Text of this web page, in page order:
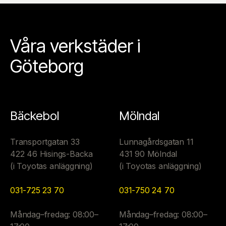
Våra verkstäder i
Göteborg
Bäckebol
Transportgatan 33
422 46 Hisings-Backa
(i Toyotas anläggning)
031-725 23 70
Måndag–fredag: 08:00–
Mölndal
Lunnagårdsgatan 11
431 90 Mölndal
(i Toyotas anläggning)
031-750 24 70
Måndag–fredag: 08:00–